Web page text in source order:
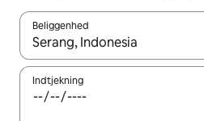
Beliggenhed
Når resultaterne er
Indtjekning